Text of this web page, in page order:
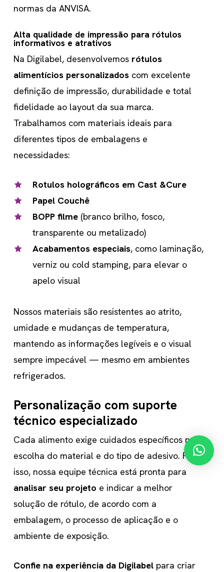
normas da ANVISA.
Alta qualidade de impressão para rótulos
informativos e atrativos
Na Digilabel, desenvolvemos rótulos
alimentícios personalizadoscom excelente
definição de impressão, durabilidade e total
fidelidade ao layout da sua marca.
Trabalhamos com materiais ideais para
diferentes tipos de embalagens e
necessidades:
Rotulos holográficos em Cast &Cure
Papel Couchê
BOPP filme(branco brilho, fosco,
transparente ou metalizado)
Acabamentos especiais, como laminação,
verniz ou cold stamping, para elevar o
apelo visual
Nossos materiais são resistentes ao atrito,
umidade e mudanças de temperatura,
mantendo as informações legíveis e o visual
sempre impecável — mesmo em ambientes
refrigerados.
Personalização com suporte
técnico especializado
Cada alimento exige cuidados específicos na
escolha do material e do tipo de adesivo. Por
isso, nossa equipe técnica está pronta para
analisar seu projeto e indicar a melhor
solução de rótulo, de acordo com a
embalagem, o processo de aplicação e o
ambiente de exposição.
Confie na experiência da Digilabelpara criar